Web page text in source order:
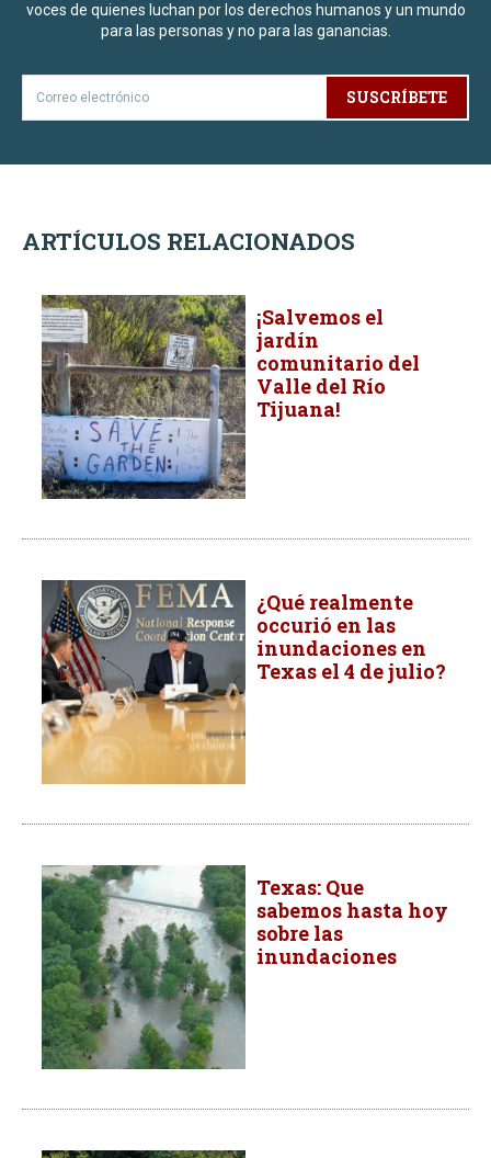
voces de quienes luchan por los derechos humanos y un mundo
para las personas y no para las ganancias.
SUSCRÍBETE
ARTÍCULOS RELACIONADOS
¡Salvemos el
jardín
comunitario del
Valle del Río
Tijuana!
¿Qué realmente
occurió en las
inundaciones en
Texas el 4 de julio?
Texas: Que
sabemos hasta hoy
sobre las
inundaciones